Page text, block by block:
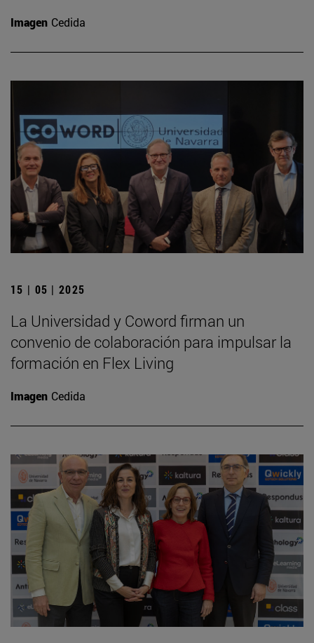
Imagen Cedida
15 | 05 | 2025
La Universidad y Coword firman un
convenio de colaboración para impulsar la
formación en Flex Living
Imagen Cedida